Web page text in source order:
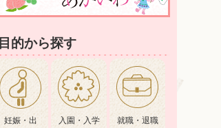
目的から探す
妊娠・出
入園・入学 就職・退職